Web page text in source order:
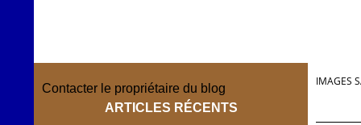
Contacter le propriétaire du blog
ARTICLES RÉCENTS
IMAGES